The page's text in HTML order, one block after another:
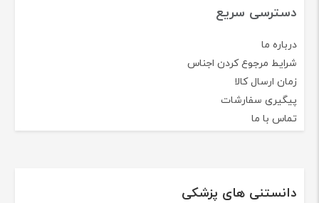
دسترسی سریع
درباره ما
شرایط مرجوع کردن اجناس
زمان ارسال کالا
پیگیری سفارشات
تماس با ما
دانستنی های پزشکی